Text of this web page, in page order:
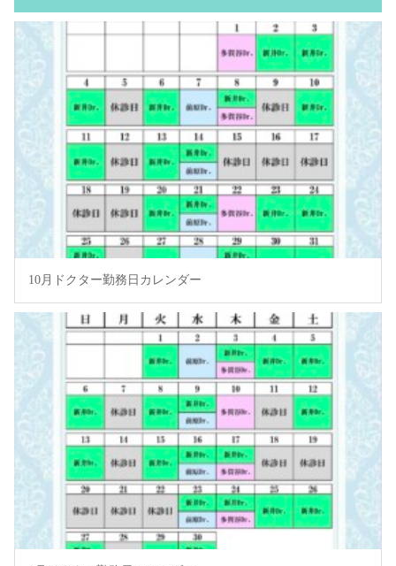
10月ドクター勤務日カレンダー